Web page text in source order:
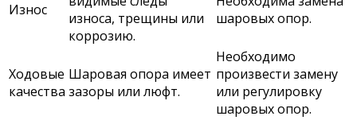
Износ
износа, трещины или
коррозию.
шаровых опор.
Ходовые
качества
Шаровая опора имеет
зазоры или люфт.
Необходимо
произвести замену
или регулировку
шаровых опор.